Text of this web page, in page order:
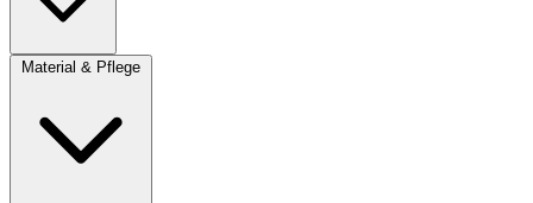
Material & Pflege